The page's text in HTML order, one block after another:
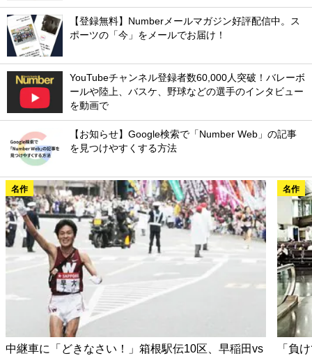
【登録無料】Numberメールマガジン好評配信中。ス
ポーツの「今」をメールでお届け！
YouTubeチャンネル登録者数60,000人突破！バレーボ
ールや陸上、バスケ、野球などの選手のインタビュー
を動画で
【お知らせ】Google検索で「Number Web」の記事
を見つけやすくする方法
名作
中継車に「どきなさい！」箱根駅伝10区、早稲田vs
名作
「負